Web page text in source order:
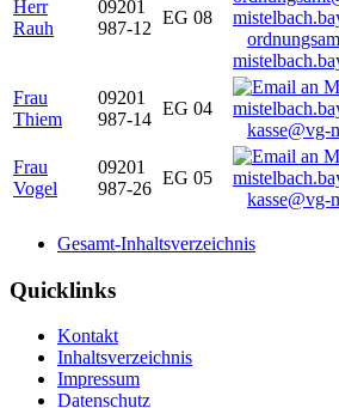
Herr
Rauh
09201
987-12
EG 08
Frau
Thiem
09201
987-14
EG 04
kasse@vg-
Frau
Vogel
09201
987-26
EG 05
kasse@vg-
Gesamt-Inhaltsverzeichnis
Quicklinks
Kontakt
Inhaltsverzeichnis
Impressum
Datenschutz